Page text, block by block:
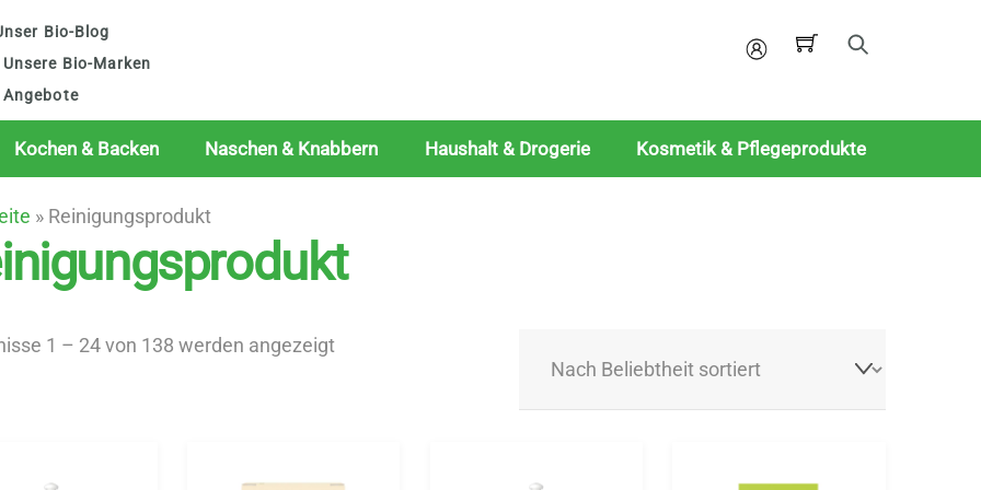
Bio-Blog
Unsere Bio-Marken
Angebote
Mein
Kochen & Backen Naschen & Knabbern Haushalt & Drogerie Kosmetik & Pflegeprodukte
» Reinigungsprodukt
1 – 24 von 138 werden angezeigtNach